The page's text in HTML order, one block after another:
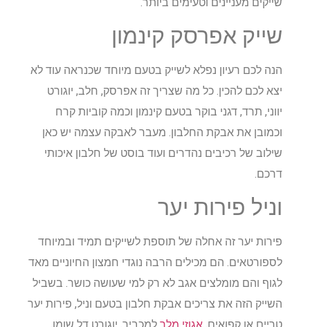
שייק אפרסק קינמון
הנה לכם רעיון נפלא לשייק בטעם מיוחד שכנראה עוד לא
יצא לכם להכין. כל מה שצריך זה אפרסק, חלב, יוגורט
יווני, תרד, דגני בוקר בטעם קינמון וכמה קוביות קרח
וכמובן את אבקת החלבון. מעבר לאבקה עצמה יש כאן
שילוב של רכיבים נהדרים ועוד בוסט של חלבון איכותי
דרכם.
וניל פירות יער
פירות יער זה אחלה של תוספת לשייקים תמיד ובמיוחד
לספורטאים. הם מכילים הרבה נוגדי חמצון החיוניים מאד
לגוף והם מומלצים אגב לא רק למי שעושה כושר. בשביל
השייק הזה את צריכים אבקת חלבון בטעם וניל, פירות יער